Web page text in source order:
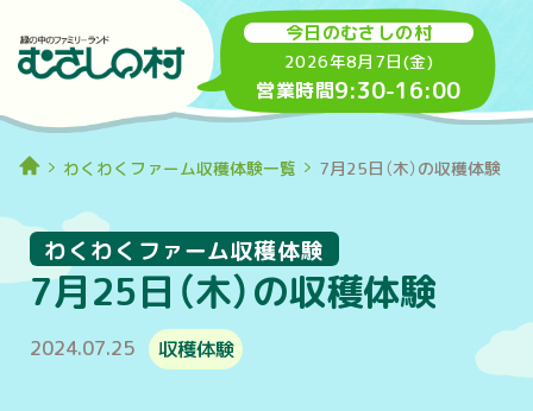
今日のむさしの村
2026年8月7日(金)
営業時間9:30-16:00
わくわくファーム収穫体験一覧 7月25日（木）の収穫体験
7月25日（木）の収穫体験
わくわくファーム収穫体験
2024.07.25 収穫体験